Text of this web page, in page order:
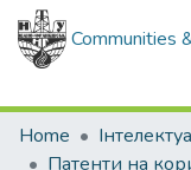
Communities
Home